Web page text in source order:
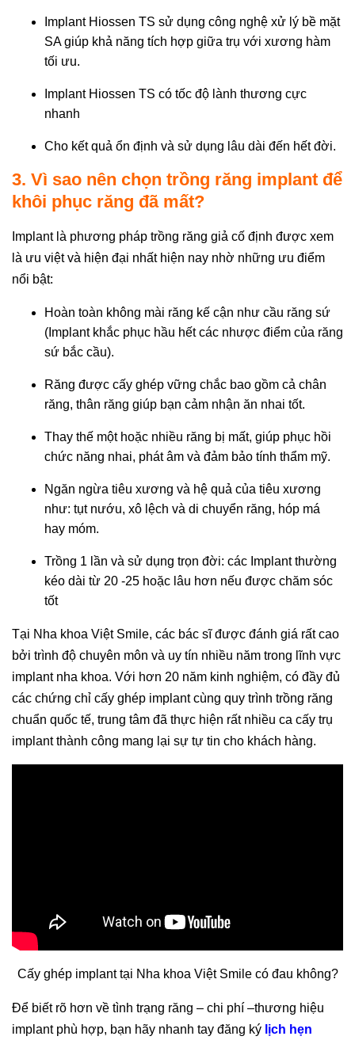
Implant Hiossen TS sử dụng công nghệ xử lý bề mặt
SA giúp khả năng tích hợp giữa trụ với xương hàm
tối ưu.
Implant Hiossen TS có tốc độ lành thương cực
nhanh
Cho kết quả ổn định và sử dụng lâu dài đến hết đời.
3. Vì sao nên chọn trồng răng implant để
khôi phục răng đã mất?
Implant là phương pháp trồng răng giả cố định được xem
là ưu việt và hiện đại nhất hiện nay nhờ những ưu điểm
nổi bật:
Hoàn toàn không mài răng kế cận như cầu răng sứ
(Implant khắc phục hầu hết các nhược điểm của răng
sứ bắc cầu).
Răng được cấy ghép vững chắc bao gồm cả chân
răng, thân răng giúp bạn cảm nhận ăn nhai tốt.
Thay thế một hoặc nhiều răng bị mất, giúp phục hồi
chức năng nhai, phát âm và đảm bảo tính thẩm mỹ.
Ngăn ngừa tiêu xương và hệ quả của tiêu xương
như: tụt nướu, xô lệch và di chuyển răng, hóp má
hay móm.
Trồng 1 lần và sử dụng trọn đời: các Implant thường
kéo dài từ 20 -25 hoặc lâu hơn nếu được chăm sóc
tốt
Tại Nha khoa Việt Smile, các bác sĩ được đánh giá rất cao
bởi trình độ chuyên môn và uy tín nhiều năm trong lĩnh vực
implant nha khoa. Với hơn 20 năm kinh nghiệm, có đầy đủ
các chứng chỉ cấy ghép implant cùng quy trình trồng răng
chuẩn quốc tế, trung tâm đã thực hiện rất nhiều ca cấy trụ
implant thành công mang lại sự tự tin cho khách hàng.
Cấy ghép implant tại Nha khoa Việt Smile có đau không?
Để biết rõ hơn về tình trạng răng – chi phí –thương hiệu
implant phù hợp, bạn hãy nhanh tay đăng ký lịch hẹn